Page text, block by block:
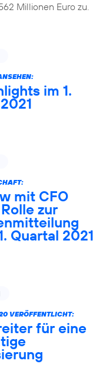
Millionen Euro zu.
im 1.
mit CFO
zur
Quartal 2021
VERÖFFENTLICHT:
für eine